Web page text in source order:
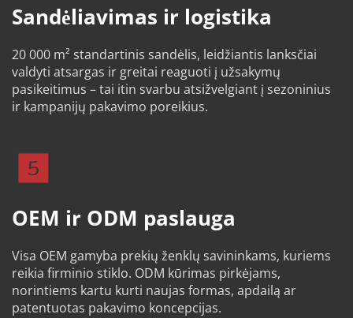
Sandėliavimas ir logistika
20 000 m² standartinis sandėlis, leidžiantis lanksčiai
valdyti atsargas ir greitai reaguoti į užsakymų
pasikeitimus – tai itin svarbu atsižvelgiant į sezoninius
ir kampanijų pakavimo poreikius.
OEM ir ODM paslauga
Visa OEM gamyba prekių ženklų savininkams, kuriems
reikia firminio stiklo. ODM kūrimas pirkėjams,
norintiems kartu kurti naujas formas, apdailą ar
patentuotas pakavimo koncepcijas.